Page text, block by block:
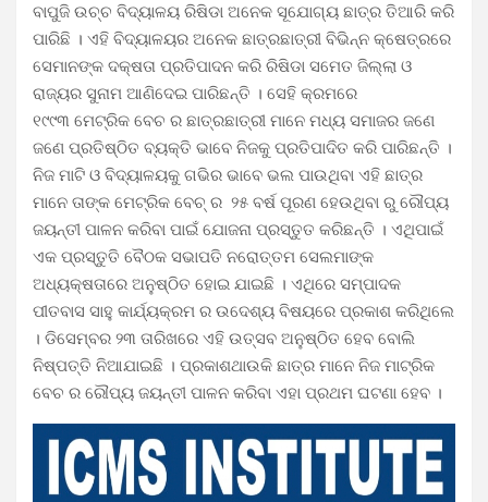
ବାପୁଜି ଉଚ୍ଚ ବିଦ୍ୟାଳୟ ରିଷିଡା ଅନେକ ସୂଯୋଗ୍ୟ ଛାତ୍ର ତିଆରି କରି
ପାରିଛି । ଏହି ବିଦ୍ୟାଳୟର ଅନେକ ଛାତ୍ରଛାତ୍ରୀ ବିଭିନ୍ନ କ୍ଷେତ୍ରରେ
ସେମାନଙ୍କ ଦକ୍ଷତା ପ୍ରତିପାଦନ କରି ରିଷିଡା ସମେତ ଜିଲ୍ଲା ଓ
ରାଜ୍ୟର ସୁନାମ ଆଣିଦେଇ ପାରିଛନ୍ତି । ସେହି କ୍ରମରେ
୧୯୯୩ ମେଟ୍ରିକ ବେଚ ର ଛାତ୍ରଛାତ୍ରୀ ମାନେ ମଧ୍ୟ ସମାଜର ଜଣେ
ଜଣେ ପ୍ରତିଷ୍ଠିତ ବ୍ୟକ୍ତି ଭାବେ ନିଜକୁ ପ୍ରତିପାଦିତ କରି ପାରିଛନ୍ତି ।
ନିଜ ମାଟି ଓ ବିଦ୍ୟାଳୟକୁ ଗଭିର ଭାବେ ଭଲ ପାଉଥିବା ଏହି ଛାତ୍ର
ମାନେ ତାଙ୍କ ମେଟ୍ରିକ ବେଚ୍ ର ୨୫ ବର୍ଷ ପୂରଣ ହେଉଥିବା ରୁ ରୌପ୍ୟ
ଜୟନ୍ତୀ ପାଳନ କରିବା ପାଇଁ ଯୋଜନା ପ୍ରସ୍ତୁତ କରିଛନ୍ତି । ଏଥିପାଇଁ
ଏକ ପ୍ରସ୍ତୁତି ବୈଠକ ସଭାପତି ନରୋତ୍ତମ ସେଲମାଙ୍କ
ଅଧ୍ୟକ୍ଷତାରେ ଅନୁଷ୍ଠିତ ହୋଇ ଯାଇଛି । ଏଥିରେ ସମ୍ପାଦକ
ପୀତବାସ ସାହୁ କାର୍ଯ୍ୟକ୍ରମ ର ଉଦେଶ୍ୟ ବିଷୟରେ ପ୍ରକାଶ କରିଥିଲେ
। ଡିସେମ୍ବର ୨୩ ତାରିଖରେ ଏହି ଉତ୍ସବ ଅନୁଷ୍ଠିତ ହେବ ବୋଲି
ନିଷ୍ପତ୍ତି ନିଆଯାଇଛି । ପ୍ରକାଶଥାଉକି ଛାତ୍ର ମାନେ ନିଜ ମାଟ୍ରିକ
ବେଚ ର ରୌପ୍ୟ ଜୟନ୍ତୀ ପାଳନ କରିବା ଏହା ପ୍ରଥମ ଘଟଣା ହେବ ।